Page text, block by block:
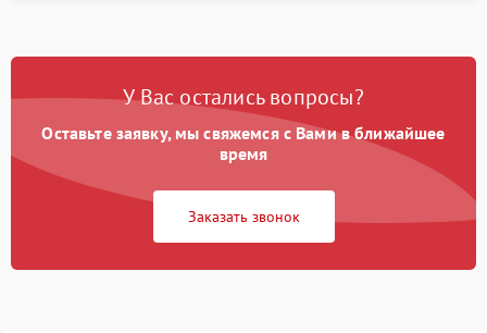
У Вас остались вопросы?
Оставьте заявку, мы свяжемся с Вами в ближайшее
время
Заказать звонок